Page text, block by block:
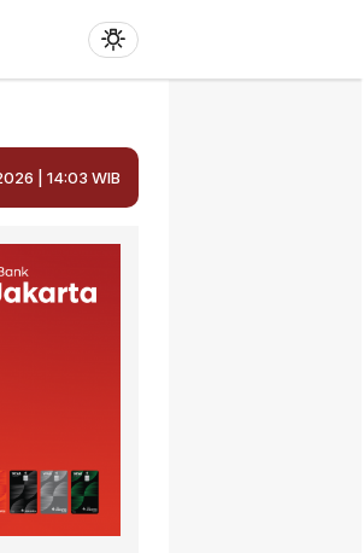
| 14:03 WIB